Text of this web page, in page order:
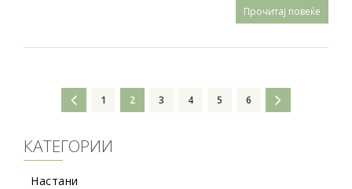
Прочитај повеќе
1 2 3 4 5 6
КАТЕГОРИИ
Настани